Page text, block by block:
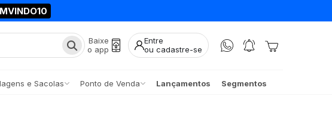
Baixe
o app
Entre
ou cadastre-se
e Sacolas Ponto de Venda Lançamentos Segmentos